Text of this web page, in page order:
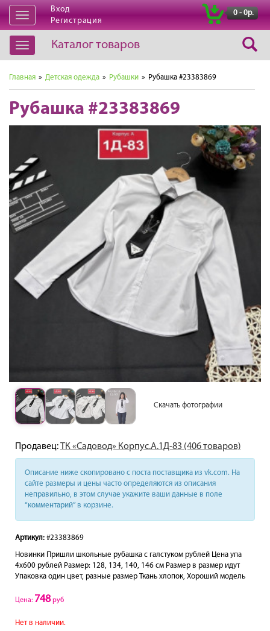
Открыть
навигацию
Вход
Регистрация
0 - 0р.
Открыть
навигацию
Каталог товаров
Главная » Детская одежда » Рубашки » Рубашка #23383869
Рубашка #23383869
Скачать фотографии
Продавец:ТК «Садовод» Корпус.А.1Д-83 (406 товаров)
Описание ниже скопировано с поста поставщика из vk.com. На
сайте размеры и цены часто определяются из описания
неправильно, в этом случае укажите ваши данные в поле
“комментарий” в корзине.
Артикул: #23383869
Новинки Пришли школьные рубашка с галстуком рублей Цена упа
4х600 рублей Размер: 128, 134, 140, 146 см Размер в размер идут
Упаковка один цвет, разные размер Ткань хлопок, Хороший модель
Цена: 748руб
Нет в наличии.